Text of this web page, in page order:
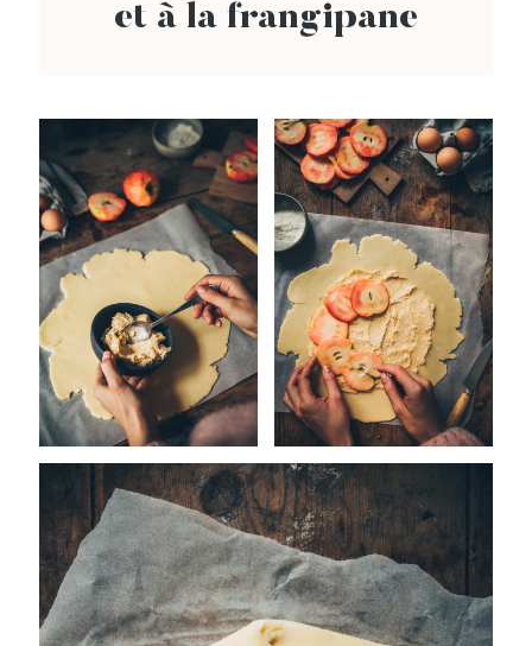
et à la frangipane